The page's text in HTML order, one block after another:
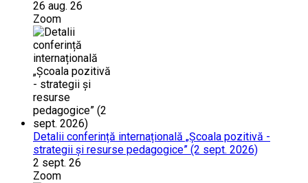
26 aug. 26
Zoom
Detalii conferință internațională „Școala pozitivă -
strategii și resurse pedagogice” (2 sept. 2026)
2 sept. 26
Zoom